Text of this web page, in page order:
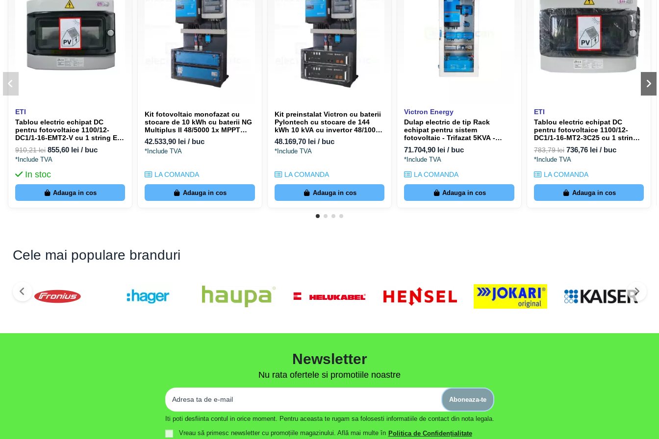
Aplicații în Sisteme Energetice Profesionale
Sisteme off-grid pentru locuințe autonome și instalații izolate
Aplicații marine pe ambarcațiuni comerciale și de agrement
Vehicule recreaționale și sisteme mobile cu cerințe energetice
Instalații industriale și telecomunicații cu necesitate de fiabilitate
ETI
Tablou electric echipat DC
pentru fotovoltaice 1100/12-
DC1/1-16-EMT2-V cu 1 string ETI
001107099
910,21 lei 855,60 lei / buc
*Include TVA
In stoc
Adauga in cos
Kit fotovoltaic monofazat cu
stocare de 10 kWh cu baterii NG
Multiplus II 48/5000 1x MPPT
250/100
42.533,90 lei / buc
*Include TVA
LA COMANDA
Adauga in cos
Kit preinstalat Victron cu baterii
Pylontech cu stocare de 144
kWh 10 kVA cu invertor 48/10000
2x MPPT 250/100 integrat
48.169,70 lei / buc
*Include TVA
LA COMANDA
Adauga in cos
Victron Energy
Dulap electric de tip Rack
echipat pentru sistem
fotovoltaic - Trifazat 5KVA -
10kWh S17107
71.704,90 lei / buc
*Include TVA
LA COMANDA
Adauga in cos
ETI
Tablou electric echipat DC
pentru fotovoltaice 1100/12-
DC1/1-16-MT2-3C25 cu 1 string
ETI 001107097
783,79 lei 736,76 lei / buc
*Include TVA
LA COMANDA
Adauga in cos
Cele mai populare branduri
Newsletter
Nu rata ofertele si promotiile noastre
Aboneaza-te
Iti poti desfiinta contul in orice moment. Pentru aceasta te rugam sa folosesti informatiile de contact din nota legala.
Vreau să primesc newsletter cu promoțiile magazinului. Află mai multe în Politica de Confidențialitate